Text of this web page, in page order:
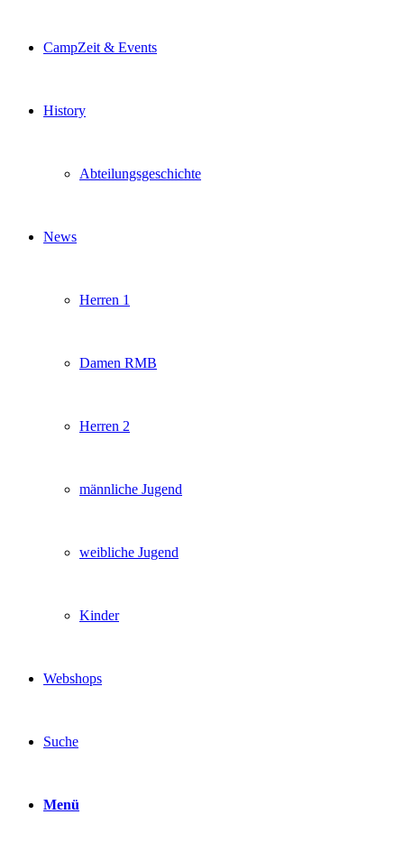
CampZeit & Events
History
Abteilungsgeschichte
News
Herren 1
Damen RMB
Herren 2
männliche Jugend
weibliche Jugend
Kinder
Webshops
Suche
Menü